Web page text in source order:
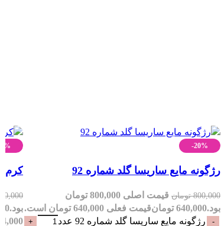
-20%
رژگونه مایع ساریسا گلد شماره 92
800,000 تومان
قیمت اصلی 800,000 تومان
بود.640,000 تومانقیمت فعلی 640,000 تومان است.
رژگونه مایع ساریسا گلد شماره 92 عدد
کرم
بود.
864,000